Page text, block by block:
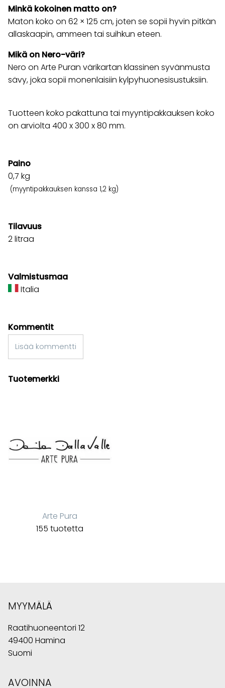
Minkä kokoinen matto on?
Maton koko on 62 × 125 cm, joten se sopii hyvin pitkän
allaskaapin, ammeen tai suihkun eteen.
Mikä on Nero-väri?
Nero on Arte Puran värikartan klassinen syvänmusta
sävy, joka sopii monenlaisiin kylpyhuonesisustuksiin.
Tuotteen koko pakattuna tai myyntipakkauksen koko
on arviolta 400 x 300 x 80 mm.
Paino
0,7 kg
(myyntipakkauksen kanssa 1,2 kg)
Tilavuus
2 litraa
Valmistusmaa
Italia
Kommentit
Lisää kommentti
Tuotemerkki
Arte Pura
155 tuotetta
MYYMÄLÄ
Raatihuoneentori 12
49400 Hamina
Suomi
AVOINNA